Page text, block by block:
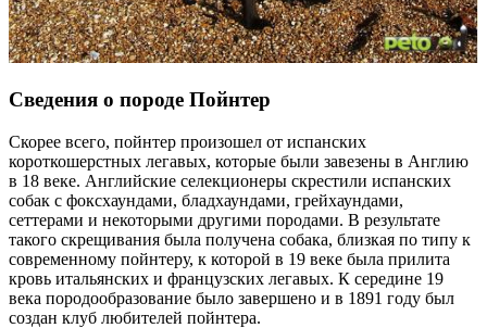
Сведения о породе Пойнтер
Скорее всего, пойнтер произошел от испанских
короткошерстных легавых, которые были завезены в Англию
в 18 веке. Английские селекционеры скрестили испанских
собак с фоксхаундами, бладхаундами, грейхаундами,
сеттерами и некоторыми другими породами. В результате
такого скрещивания была получена собака, близкая по типу к
современному пойнтеру, к которой в 19 веке была прилита
кровь итальянских и французских легавых. К середине 19
века породообразование было завершено и в 1891 году был
создан клуб любителей пойнтера.